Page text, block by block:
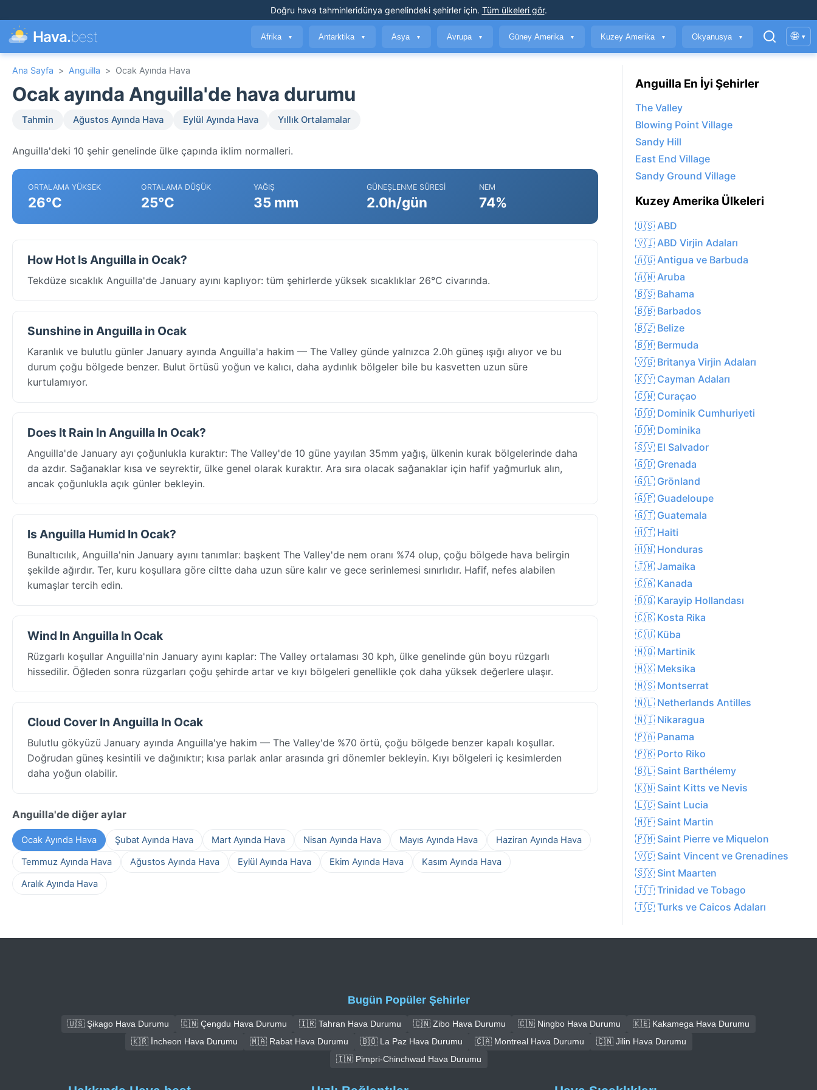
Doğru hava tahminleridünya genelindeki şehirler için. Tüm ülkeleri gör.
Hava.best Afrika ▼ Antarktika ▼ Asya ▼ Avrupa ▼ Güney Amerika ▼ Kuzey Amerika ▼ Okyanusya ▼ 🌐 ▾
Ana Sayfa > Anguilla > Ocak Ayında Hava
Ocak ayında Anguilla'de hava durumu
Tahmin Ağustos Ayında Hava Eylül Ayında Hava Yıllık Ortalamalar
Anguilla'deki 10 şehir genelinde ülke çapında iklim normalleri.
ORTALAMA YÜKSEK
26°C
ORTALAMA DÜŞÜK
25°C
YAĞIŞ
35 mm
GÜNEŞLENME SÜRESI
2.0h/gün
NEM
74%
How Hot Is Anguilla in Ocak?
Tekdüze sıcaklık Anguilla'de January ayını kaplıyor: tüm şehirlerde yüksek sıcaklıklar 26°C civarında.
Sunshine in Anguilla in Ocak
Karanlık ve bulutlu günler January ayında Anguilla'a hakim — The Valley günde yalnızca 2.0h güneş ışığı alıyor ve bu
durum çoğu bölgede benzer. Bulut örtüsü yoğun ve kalıcı, daha aydınlık bölgeler bile bu kasvetten uzun süre
kurtulamıyor.
Does It Rain In Anguilla In Ocak?
Anguilla'de January ayı çoğunlukla kuraktır: The Valley'de 10 güne yayılan 35mm yağış, ülkenin kurak bölgelerinde daha
da azdır. Sağanaklar kısa ve seyrektir, ülke genel olarak kuraktır. Ara sıra olacak sağanaklar için hafif yağmurluk alın,
ancak çoğunlukla açık günler bekleyin.
Is Anguilla Humid In Ocak?
Bunaltıcılık, Anguilla'nin January ayını tanımlar: başkent The Valley'de nem oranı %74 olup, çoğu bölgede hava belirgin
şekilde ağırdır. Ter, kuru koşullara göre ciltte daha uzun süre kalır ve gece serinlemesi sınırlıdır. Hafif, nefes alabilen
kumaşlar tercih edin.
Wind In Anguilla In Ocak
Rüzgarlı koşullar Anguilla'nin January ayını kaplar: The Valley ortalaması 30 kph, ülke genelinde gün boyu rüzgarlı
hissedilir. Öğleden sonra rüzgarları çoğu şehirde artar ve kıyı bölgeleri genellikle çok daha yüksek değerlere ulaşır.
Cloud Cover In Anguilla In Ocak
Bulutlu gökyüzü January ayında Anguilla'ye hakim — The Valley'de %70 örtü, çoğu bölgede benzer kapalı koşullar.
Doğrudan güneş kesintili ve dağınıktır; kısa parlak anlar arasında gri dönemler bekleyin. Kıyı bölgeleri iç kesimlerden
daha yoğun olabilir.
Anguilla'de diğer aylar
Ocak Ayında Hava Şubat Ayında Hava Mart Ayında Hava Nisan Ayında Hava Mayıs Ayında Hava
Haziran Ayında Hava
Temmuz Ayında Hava
Ağustos Ayında Hava Eylül Ayında Hava Ekim Ayında Hava
Kasım Ayında Hava
Aralık Ayında Hava
Anguilla En İyi Şehirler
The Valley
Blowing Point Village
Sandy Hill
East End Village
Sandy Ground Village
Kuzey Amerika Ülkeleri
🇺🇸 ABD
🇻🇮 ABD Virjin Adaları
🇦🇬 Antigua ve Barbuda
🇦🇼 Aruba
🇧🇸 Bahama
🇧🇧 Barbados
🇧🇿 Belize
🇧🇲 Bermuda
🇻🇬 Britanya Virjin Adaları
🇰🇾 Cayman Adaları
🇨🇼 Curaçao
🇩🇴 Dominik Cumhuriyeti
🇩🇲 Dominika
🇸🇻 El Salvador
🇬🇩 Grenada
🇬🇱 Grönland
🇬🇵 Guadeloupe
🇬🇹 Guatemala
🇭🇹 Haiti
🇭🇳 Honduras
🇯🇲 Jamaika
🇨🇦 Kanada
🇧🇶 Karayip Hollandası
🇨🇷 Kosta Rika
🇨🇺 Küba
🇲🇶 Martinik
🇲🇽 Meksika
🇲🇸 Montserrat
🇳🇱 Netherlands Antilles
🇳🇮 Nikaragua
🇵🇦 Panama
🇵🇷 Porto Riko
🇧🇱 Saint Barthélemy
🇰🇳 Saint Kitts ve Nevis
🇱🇨 Saint Lucia
🇲🇫 Saint Martin
🇵🇲 Saint Pierre ve Miquelon
🇻🇨 Saint Vincent ve Grenadines
🇸🇽 Sint Maarten
🇹🇹 Trinidad ve Tobago
🇹🇨 Turks ve Caicos Adaları
Bugün Popüler Şehirler
🇺🇸 Şikago Hava Durumu 🇨🇳 Çengdu Hava Durumu 🇮🇷 Tahran Hava Durumu 🇨🇳 Zibo Hava Durumu 🇨🇳 Ningbo Hava Durumu
🇰🇪 Kakamega Hava Durumu
🇰🇷 İncheon Hava Durumu
🇲🇦 Rabat Hava Durumu 🇧🇴 La Paz Hava Durumu 🇨🇦 Montreal Hava Durumu
🇨🇳 Jilin Hava Durumu
🇮🇳 Pimpri-Chinchwad Hava Durumu